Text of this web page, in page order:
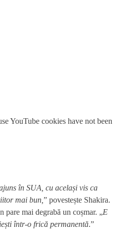
YouTube cookies have not been
în SUA, cu același vis ca
mai bun, ” povestește Shakira.
pare mai degrabă un coșmar. „E
într-o frică permanentă.”